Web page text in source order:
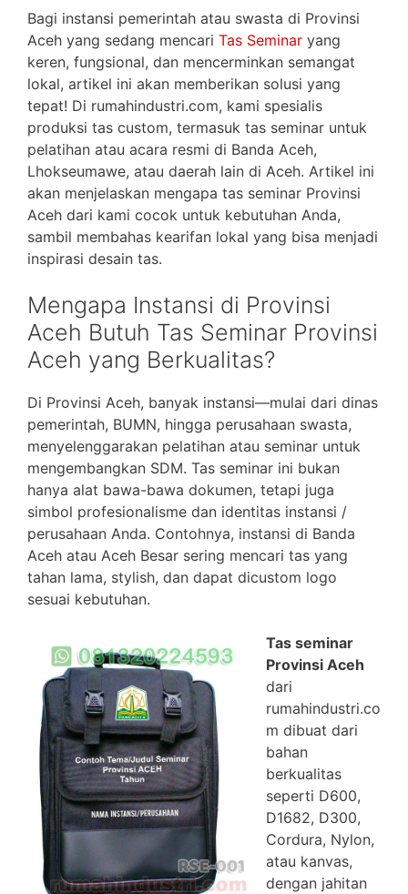
Bagi instansi pemerintah atau swasta di Provinsi
Aceh yang sedang mencari Tas Seminar yang
keren, fungsional, dan mencerminkan semangat
lokal, artikel ini akan memberikan solusi yang
tepat! Di rumahindustri.com, kami spesialis
produksi tas custom, termasuk tas seminar untuk
pelatihan atau acara resmi di Banda Aceh,
Lhokseumawe, atau daerah lain di Aceh. Artikel ini
akan menjelaskan mengapa tas seminar Provinsi
Aceh dari kami cocok untuk kebutuhan Anda,
sambil membahas kearifan lokal yang bisa menjadi
inspirasi desain tas.
Mengapa Instansi di Provinsi
Aceh Butuh Tas Seminar Provinsi
Aceh yang Berkualitas?
Di Provinsi Aceh, banyak instansi—mulai dari dinas
pemerintah, BUMN, hingga perusahaan swasta,
menyelenggarakan pelatihan atau seminar untuk
mengembangkan SDM. Tas seminar ini bukan
hanya alat bawa-bawa dokumen, tetapi juga
simbol profesionalisme dan identitas instansi /
perusahaan Anda. Contohnya, instansi di Banda
Aceh atau Aceh Besar sering mencari tas yang
tahan lama, stylish, dan dapat dicustom logo
sesuai kebutuhan.
Tas seminar
Provinsi Aceh
dari
rumahindustri.co
m dibuat dari
bahan
berkualitas
seperti D600,
D1682, D300,
Cordura, Nylon,
atau kanvas,
dengan jahitan